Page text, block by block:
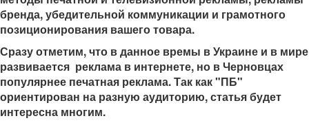
бренда, убедительной коммуникации и грамотного
позиционирования вашего товара.
Сразу отметим, что в данное времы в Украине и в мире
развивается реклама в интернете, но в Черновцах
популярнее печатная реклама. Так как "ПБ"
ориентирован на разную аудиторию, статья будет
интересна многим.